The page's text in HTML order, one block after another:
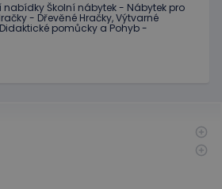
nabídkyŠkolní nábytek- Nábytek pro
- Dřevěné Hračky,Výtvarné
Didaktické pomůcky a Pohyb-